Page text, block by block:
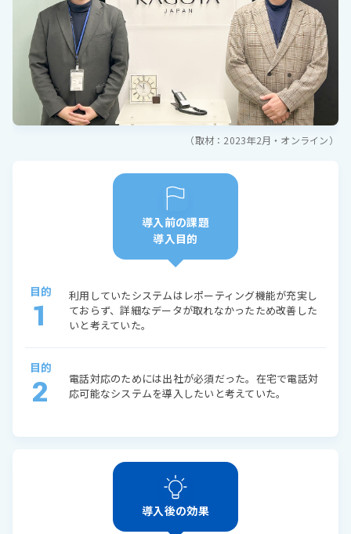
（取材：2023年2月・オンライン）
導入前の課題
導入目的
目的
1
利用していたシステムはレポーティング機能が充実し
ておらず、詳細なデータが取れなかったため改善した
いと考えていた。
目的
2
電話対応のためには出社が必須だった。在宅で電話対
応可能なシステムを導入したいと考えていた。
導入後の効果